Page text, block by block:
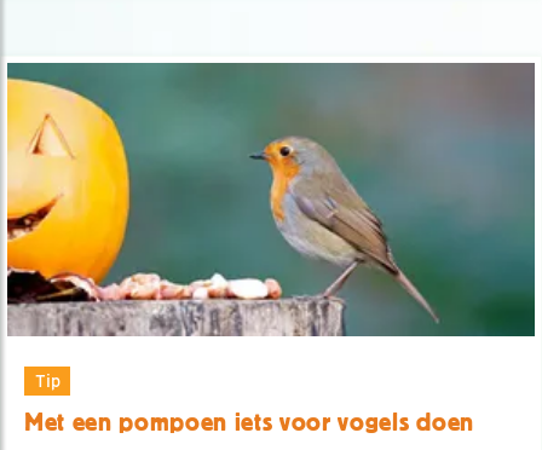
Tip
Met een pompoen iets voor vogels doen